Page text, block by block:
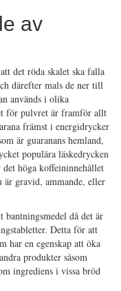
av
det röda skalet ska falla
därefter mals de ner till
används i olika
för pulvret är framför allt
främst i energidrycker
är guaranans hemland,
populära läskedrycken
höga koffeininnehållet
gravid, ammande, eller
bantningsmedel då det är
Detta för att
har en egenskap att öka
produkter såsom
ingrediens i vissa bröd